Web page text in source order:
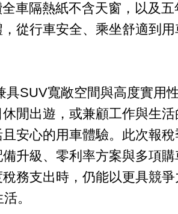
車隔熱紙不含天窗，以及
從行車安全、乘坐舒適到
具SUV寬敞空間與高度實用
閒出遊，或兼顧工作與生
安心的用車體驗。此次報
升級、零利率方案與多項
務支出時，仍能以更具競
。